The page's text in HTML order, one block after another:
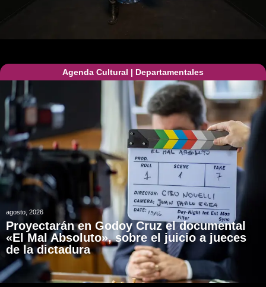
Agenda Cultural | Departamentales
agosto, 2026
Proyectarán en Godoy Cruz el documental
«El Mal Absoluto», sobre el juicio a jueces
de la dictadura